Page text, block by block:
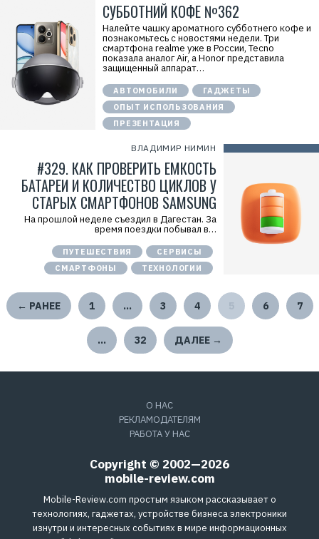
СУББОТНИЙ КОФЕ №362
Налейте чашку ароматного субботнего кофе и
познакомьтесь с новостями недели. Три
смартфона realme уже в России, Tecno
показала аналог Air, а Honor представила
защищенный аппарат…
АВТОМОБИЛИ
ГАДЖЕТЫ
ОПЫТ ИСПОЛЬЗОВАНИЯ
ПРЕЗЕНТАЦИЯ
ВЛАДИМИР НИМИН
#329. КАК ПРОВЕРИТЬ ЕМКОСТЬ
БАТАРЕИ И КОЛИЧЕСТВО ЦИКЛОВ У
СТАРЫХ СМАРТФОНОВ SAMSUNG
На прошлой неделе съездил в Дагестан. За
время поездки побывал в…
ПУТЕШЕСТВИЯ
СЕРВИСЫ
СМАРТФОНЫ
ТЕХНОЛОГИИ
← РАНЕЕ 1 … 3 4 6 7
… 32 ДАЛЕЕ →
О НАС
РЕКЛАМОДАТЕЛЯМ
РАБОТА У НАС
Copyright © 2002—2026
mobile-review.com
Mobile-Review.com простым языком рассказывает о
технологиях, гаджетах, устройстве бизнеса электроники
изнутри и интересных событиях в мире информационных